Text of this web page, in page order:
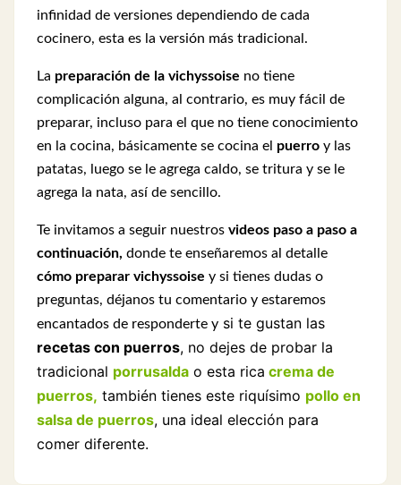
infinidad de versiones dependiendo de cada
cocinero, esta es la versión más tradicional.
La preparación de la vichyssoise no tiene
complicación alguna, al contrario, es muy fácil de
preparar, incluso para el que no tiene conocimiento
en la cocina, básicamente se cocina el puerro y las
patatas, luego se le agrega caldo, se tritura y se le
agrega la nata, así de sencillo.
Te invitamos a seguir nuestros videos paso a paso a
continuación, donde te enseñaremos al detalle
cómo preparar vichyssoise y si tienes dudas o
preguntas, déjanos tu comentario y estaremos
encantados de responderte y si te gustan las
recetas con puerros, no dejes de probar la
tradicional porrusalda o esta rica crema de
puerros, también tienes este riquísimo pollo en
salsa de puerros, una ideal elección para
comer diferente.